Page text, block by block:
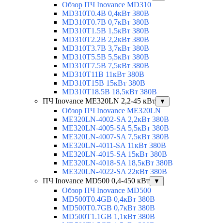
Обзор ПЧ Inovance MD310
MD310T0.4B 0,4кВт 380В
MD310T0.7B 0,7кВт 380В
MD310T1.5B 1,5кВт 380В
MD310T2.2B 2,2кВт 380В
MD310T3.7B 3,7кВт 380В
MD310T5.5B 5,5кВт 380В
MD310T7.5B 7,5кВт 380В
MD310T11B 11кВт 380В
MD310T15B 15кВт 380В
MD310T18.5B 18,5кВт 380В
ПЧ Inovance ME320LN 2,2-45 кВт
▼
Обзор ПЧ Inovance ME320LN
ME320LN-4002-SA 2,2кВт 380В
ME320LN-4005-SA 5,5кВт 380В
ME320LN-4007-SA 7,5кВт 380В
ME320LN-4011-SA 11кВт 380В
ME320LN-4015-SA 15кВт 380В
ME320LN-4018-SA 18,5кВт 380В
ME320LN-4022-SA 22кВт 380В
ПЧ Inovance MD500 0,4-450 кВт
▼
Обзор ПЧ Inovance MD500
MD500T0.4GB 0,4кВт 380В
MD500T0.7GB 0,7кВт 380В
MD500T1.1GB 1,1кВт 380В